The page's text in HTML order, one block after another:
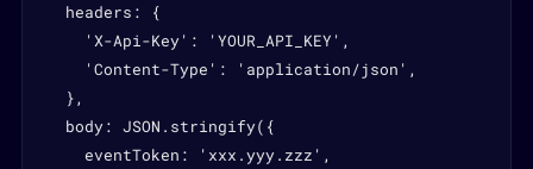
  headers: {
    'X-Api-Key': 'YOUR_API_KEY',
    'Content-Type': 'application/json',
  },
  body: JSON.stringify({
    eventToken: 'xxx.yyy.zzz',